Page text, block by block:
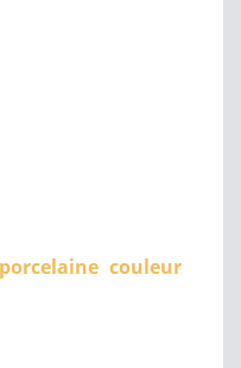
couleur